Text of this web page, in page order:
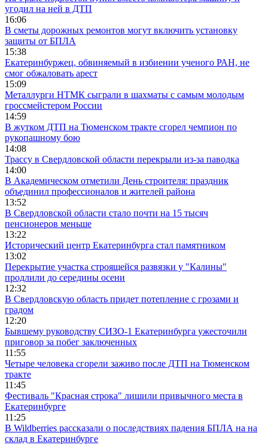
угодил на ней в ДТП
16:06
В сметы дорожных ремонтов могут включить установку
защиты от БПЛА
15:38
Екатеринбуржец, обвиняемый в избиении ученого РАН, не
смог обжаловать арест
15:09
Металлурги НТМК сыграли в шахматы с самым молодым
гроссмейстером России
14:59
В жутком ДТП на Тюменском тракте сгорел чемпион по
рукопашному бою
14:08
Трассу в Свердловской области перекрыли из-за паводка
14:00
В Академическом отметили День строителя: праздник
объединил профессионалов и жителей района
13:52
В Свердловской области стало почти на 15 тысяч
пенсионеров меньше
13:22
Исторический центр Екатеринбурга стал памятником
13:02
Перекрытие участка строящейся развязки у "Калины"
продлили до середины осени
12:32
В Свердловскую область придет потепление с грозами и
градом
12:20
Бывшему руководству СИЗО-1 Екатеринбурга ужесточили
приговор за побег заключенных
11:55
Четыре человека сгорели заживо после ДТП на Тюменском
тракте
11:45
Фестиваль "Красная строка" лишили привычного места в
Екатеринбурге
11:25
В Wildberries рассказали о последствиях падения БПЛА на на
склад в Екатеринбурге